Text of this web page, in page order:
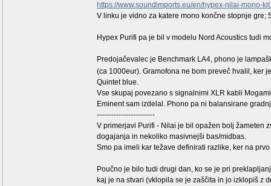
https://www.soundimports.eu/en/hypex-nilai-mono-
V linku je vidno za katere mono končne stopnje gre;
Hypex Purifi pa je bil v modelu Nord Acoustics tudi
Predojačevalec je Benchmark LA4, phono je
(ca 1000eur). Gramofona ne bom preveč hvalil, ker
Quintet blue.
Vse skupaj povezano s signalnimi XLR kabli
Eminent sam izdelal. Phono pa ni balansirane
------------------------
V primerjavi Purifi - Nilai je bil opažen bolj žameten
dogajanja in nekoliko masivnejši bas/midbas.
Smo pa imeli kar težave definirati razlike, ker na
Poučno je bilo tudi drugi dan, ko se je pri
kaj je na stvari (vklopila se je zaščita in jo izklopiš z